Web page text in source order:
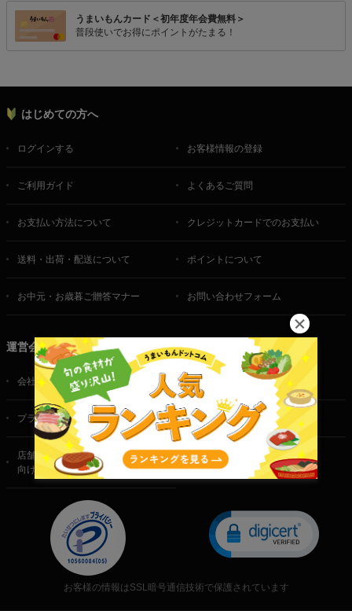
うまいもんカード＜初年度年会費無料＞
普段使いでお得にポイントがたまる！
はじめての方へ
ログインする お客様情報の登録
ご利用ガイド よくあるご質問
お支払い方法について クレジットカードでのお支払い
送料・出荷・配送について ポイントについて
お中元・お歳暮ご贈答マナー お問い合わせフォーム
運営会社
会社概要 ご利用規約
プライバシーポリシー 特定商取引法に基づく表記
店舗・法人・生産者様
向けのお問い合わせ
お客様の情報はSSL暗号通信技術で保護されています